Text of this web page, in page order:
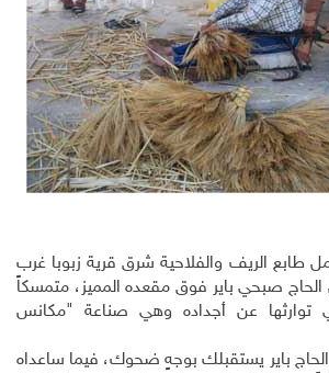
طابع الريف والفلاحية شرق قرية زبوبا غرب
صبحي باير فوق مقعده المميز، متمسكاً
توارثها عن أجداده وهي صناعة "مكانس
باير يستقبلك بوجهٍ ضحوك، فيما ساعداه